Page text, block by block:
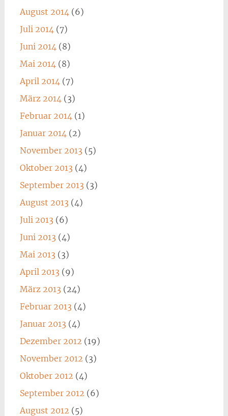
August 2014(6)
Juli 2014(7)
Juni 2014(8)
Mai 2014(8)
April 2014(7)
März 2014(3)
Februar 2014(1)
Januar 2014(2)
November 2013 (5)
Oktober 2013 (4)
September 2013 (3)
August 2013 (4)
Juli 2013 (6)
Juni 2013 (4)
Mai 2013 (3)
April 2013 (9)
März 2013 (24)
Februar 2013 (4)
Januar 2013 (4)
Dezember 2012 (19)
November 2012 (3)
Oktober 2012 (4)
September 2012 (6)
August 2012 (5)